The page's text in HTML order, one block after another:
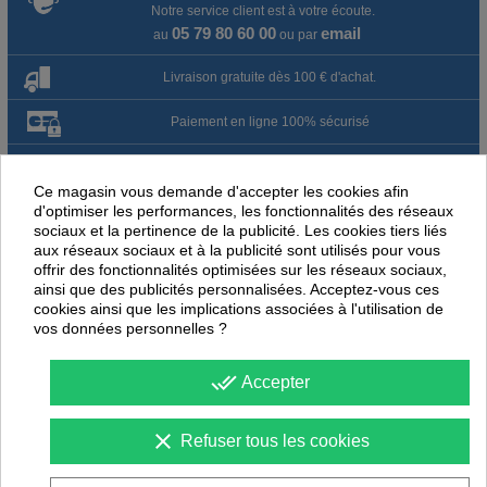
Notre service client est à votre écoute.
au 05 79 80 60 00ou par email
Livraison gratuite dès 100 € d'achat.
Paiement en ligne 100% sécurisé
Satisfait ou remboursé jusqu'à 60 jours
NOUS PENSONS QUE CES ARTICLES
PEUVENT ÉGALEMENT VOUS INTÉRESSER
Ce magasin vous demande d'accepter les cookies afin
d'optimiser les performances, les fonctionnalités des réseaux
sociaux et la pertinence de la publicité. Les cookies tiers liés
aux réseaux sociaux et à la publicité sont utilisés pour vous
offrir des fonctionnalités optimisées sur les réseaux sociaux,
ainsi que des publicités personnalisées. Acceptez-vous ces
cookies ainsi que les implications associées à l'utilisation de
vos données personnelles ?
done_all Accepter
clear Refuser tous les cookies